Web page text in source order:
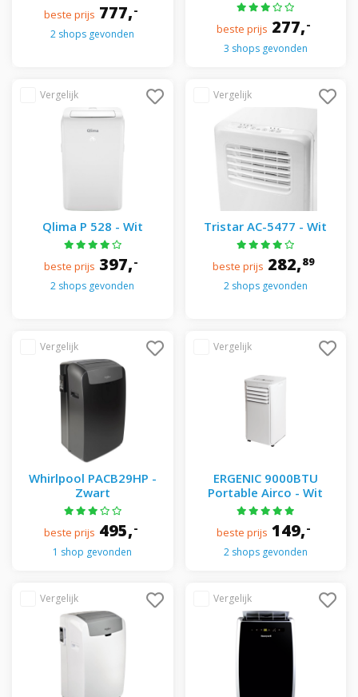
beste prijs 777,-
2 shops gevonden beste prijs 277,-
3 shops gevonden
Qlima P 528 - Wit
beste prijs 397,-
2 shops gevonden
Tristar AC-5477 - Wit
beste prijs 282,89
2 shops gevonden
Whirlpool PACB29HP -
Zwart
beste prijs 495,-
1 shop gevonden
ERGENIC 9000BTU
Portable Airco - Wit
beste prijs 149,-
2 shops gevonden